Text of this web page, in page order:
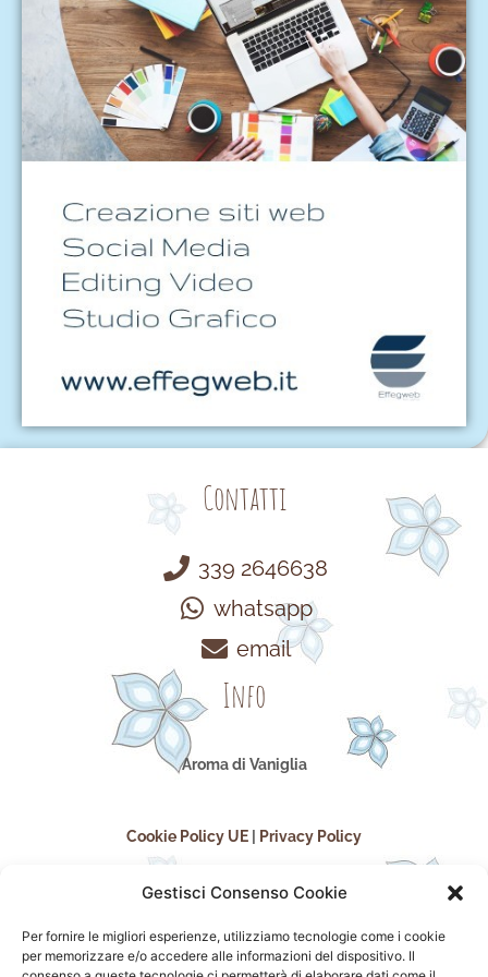
Gestisci Consenso Cookie
Per fornire le migliori esperienze, utilizziamo tecnologie come i cookie
per memorizzare e/o accedere alle informazioni del dispositivo. Il
Contatti
339 2646638
whatsapp
email
Info
Aroma di Vaniglia
Cookie Policy UE Privacy Policy